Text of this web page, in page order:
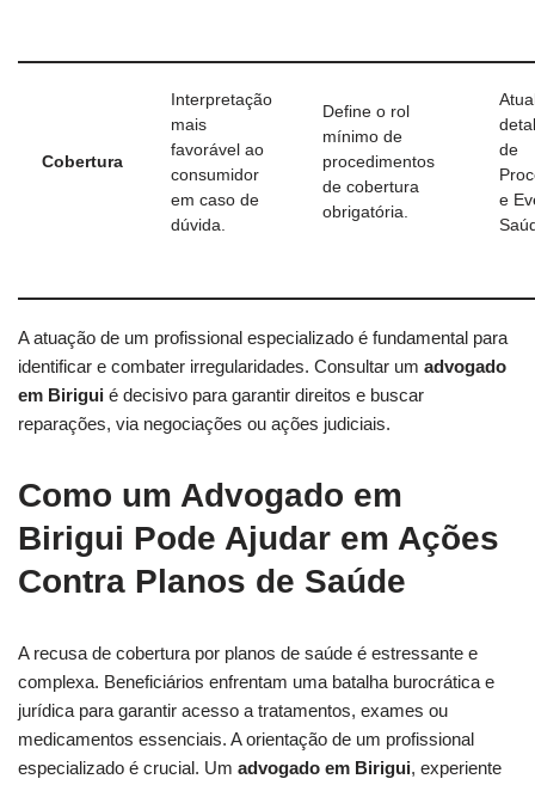
Cobertura
Interpretação
mais
favorável ao
consumidor
em caso de
dúvida.
Define o rol
mínimo de
procedimentos
de cobertura
obrigatória.
de
e
A atuação de um profissional especializado é fundamental para
identificar e combater irregularidades. Consultar um advogado
em Birigui é decisivo para garantir direitos e buscar
reparações, via negociações ou ações judiciais.
Como um Advogado em
Birigui Pode Ajudar em Ações
Contra Planos de Saúde
A recusa de cobertura por planos de saúde é estressante e
complexa. Beneficiários enfrentam uma batalha burocrática e
jurídica para garantir acesso a tratamentos, exames ou
medicamentos essenciais. A orientação de um profissional
especializado é crucial. Um advogado em Birigui, experiente